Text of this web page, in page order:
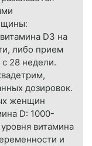
D3 на
либо прием
28 недели.
дозировок.
женщин
D: 1000-
витамина
и